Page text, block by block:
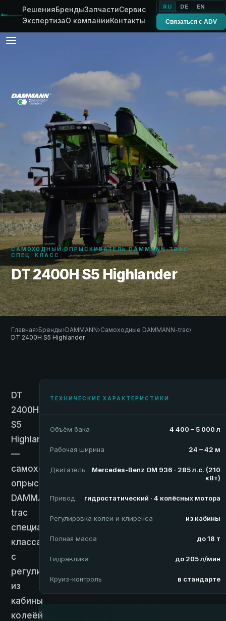
РешенияБрендыЗапчастиСервис
ЭкспертизаО компанииКонтакты
RU DE EN
Связаться с ADV
САМОХОДНЫЙ ОПРЫСКИВАТЕЛЬ DAMMANN-TRAC ·
СПЕЦ. КЛАСС
DT 2400H S5 Highlander
Главная›Бренды›DAMMANN›Самоходные DAMMANN-trac›
DT 2400H S5 Highlander
DT
2400H
S5
Highlander
—
самоходный
опрыскиватель
DAMMANN-
trac
специального
класса
с
регулируемой
из
кабины
колеёй
ТЕХНИЧЕСКИЕ ХАРАКТЕРИСТИКИ
Объём бака 4 400 – 5 000 л
Рабочая ширина 24 – 42 м
Двигатель
Mercedes-Benz OM 936 · 285 л.с. (210
кВт)
Привод гидростатический · 4 колёсных мотора
Регулировка колеи и клиренса из кабины
Полная масса до 18 т
Гидравлика до 205 л/мин
Круиз-контроль в стандарте